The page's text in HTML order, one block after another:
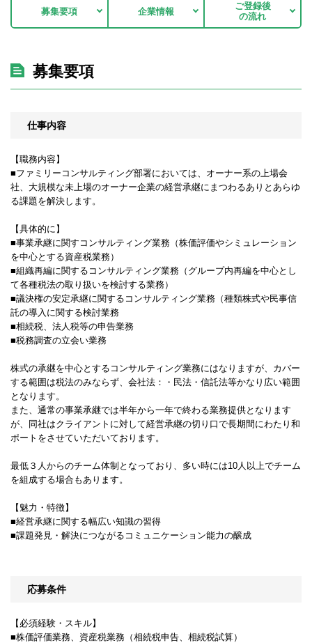
募集要項 企業情報
ご登録後
の流れ
募集要項
仕事内容
【職務内容】
■ファミリーコンサルティング部署においては、オーナー系の上場会
社、大規模な未上場のオーナー企業の経営承継にまつわるありとあらゆ
る課題を解決します。
【具体的に】
■事業承継に関すコンサルティング業務（株価評価やシミュレーション
を中心とする資産税業務）
■組織再編に関するコンサルティング業務（グループ内再編を中心とし
て各種税法の取り扱いを検討する業務）
■議決権の安定承継に関するコンサルティング業務（種類株式や民事信
託の導入に関する検討業務
■相続税、法人税等の申告業務
■税務調査の立会い業務
株式の承継を中心とするコンサルティング業務にはなりますが、カバー
する範囲は税法のみならず、会社法：・民法・信託法等かなり広い範囲
となります。
また、通常の事業承継では半年から一年で終わる業務提供となります
が、同社はクライアントに対して経営承継の切り口で長期間にわたり和
ポートをさせていただいております。
最低３人からのチーム体制となっており、多い時には10人以上でチーム
を組成する場合もあります。
【魅力・特徴】
■経営承継に関する幅広い知識の習得
■課題発見・解決につながるコミュニケーション能力の醸成
応募条件
【必須経験・スキル】
■株価評価業務、資産税業務（相続税申告、相続税試算）